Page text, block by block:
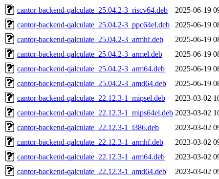
cantor-backend-qalculate_25.04.2-3_riscv64.deb
2025-06-19
cantor-backend-qalculate_25.04.2-3_ppc64el.deb
2025-06-19
cantor-backend-qalculate_25.04.2-3_armhf.deb
2025-06-19
cantor-backend-qalculate_25.04.2-3_armel.deb
2025-06-19
cantor-backend-qalculate_25.04.2-3_arm64.deb
2025-06-19
cantor-backend-qalculate_25.04.2-3_amd64.deb
2025-06-19
cantor-backend-qalculate_22.12.3-1_mipsel.deb
2023-03-02
cantor-backend-qalculate_22.12.3-1_mips64el.deb 2023-03-02
cantor-backend-qalculate_22.12.3-1_i386.deb
2023-03-02
cantor-backend-qalculate_22.12.3-1_armhf.deb
2023-03-02
cantor-backend-qalculate_22.12.3-1_arm64.deb
2023-03-02
cantor-backend-qalculate_22.12.3-1_amd64.deb
2023-03-02